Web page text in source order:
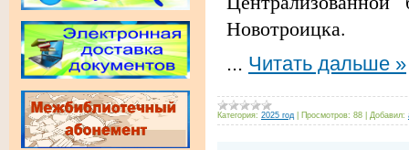
Новотроицка.
... Читать дальше »
Категория: 2025 год Просмотров: 88 Добавил: